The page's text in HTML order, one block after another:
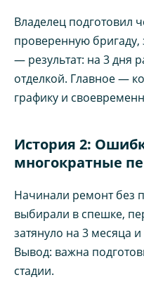
Владелец подготовил
проверенную бригаду,
— результат: на 3 дня
отделкой. Главное —
графику и
История 2:
многократные
Начинали ремонт без
выбирали в спешке,
затянуло на 3 месяца
Вывод: важна
стадии.